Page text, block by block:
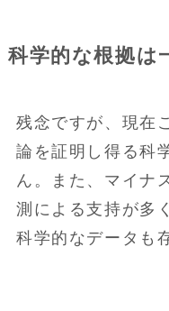
科学的な根拠は
残念ですが、現在
論を証明し得る科
ん。また、マイナ
測による支持が多
科学的なデータも